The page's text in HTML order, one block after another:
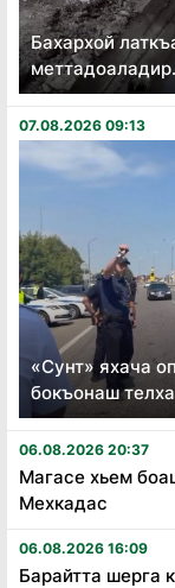
Бахархой
07.08.2026 09:13
«Сунт» яхача
бокъонаш
06.08.2026 20:37
Магасе хьем
Мехкадас
06.08.2026 16:09
Барайтта шерга